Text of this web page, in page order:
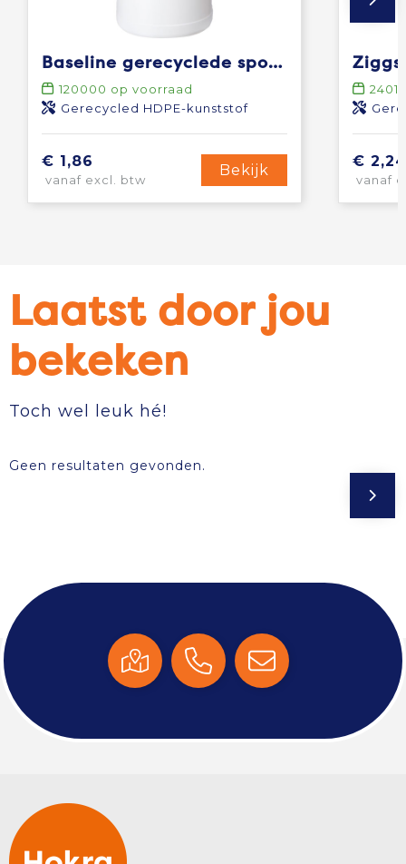
Baseline gerecyclede sportfles van 500 ml
120000 op voorraad
Gerecycled HDPE-kunststof
€ 1,86
vanaf excl. btw
Bekijk
24011
€ 2,24
vanaf
Laatst door jou
bekeken
Toch wel leuk hé!
Geen resultaten gevonden.